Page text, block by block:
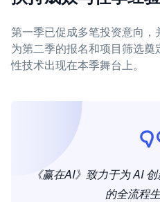
第一季已促成多笔投资意向，
为第二季的报名和项目筛选
性技术出现在本季舞台上。
《赢在AI》致力于为 AI
的全流程